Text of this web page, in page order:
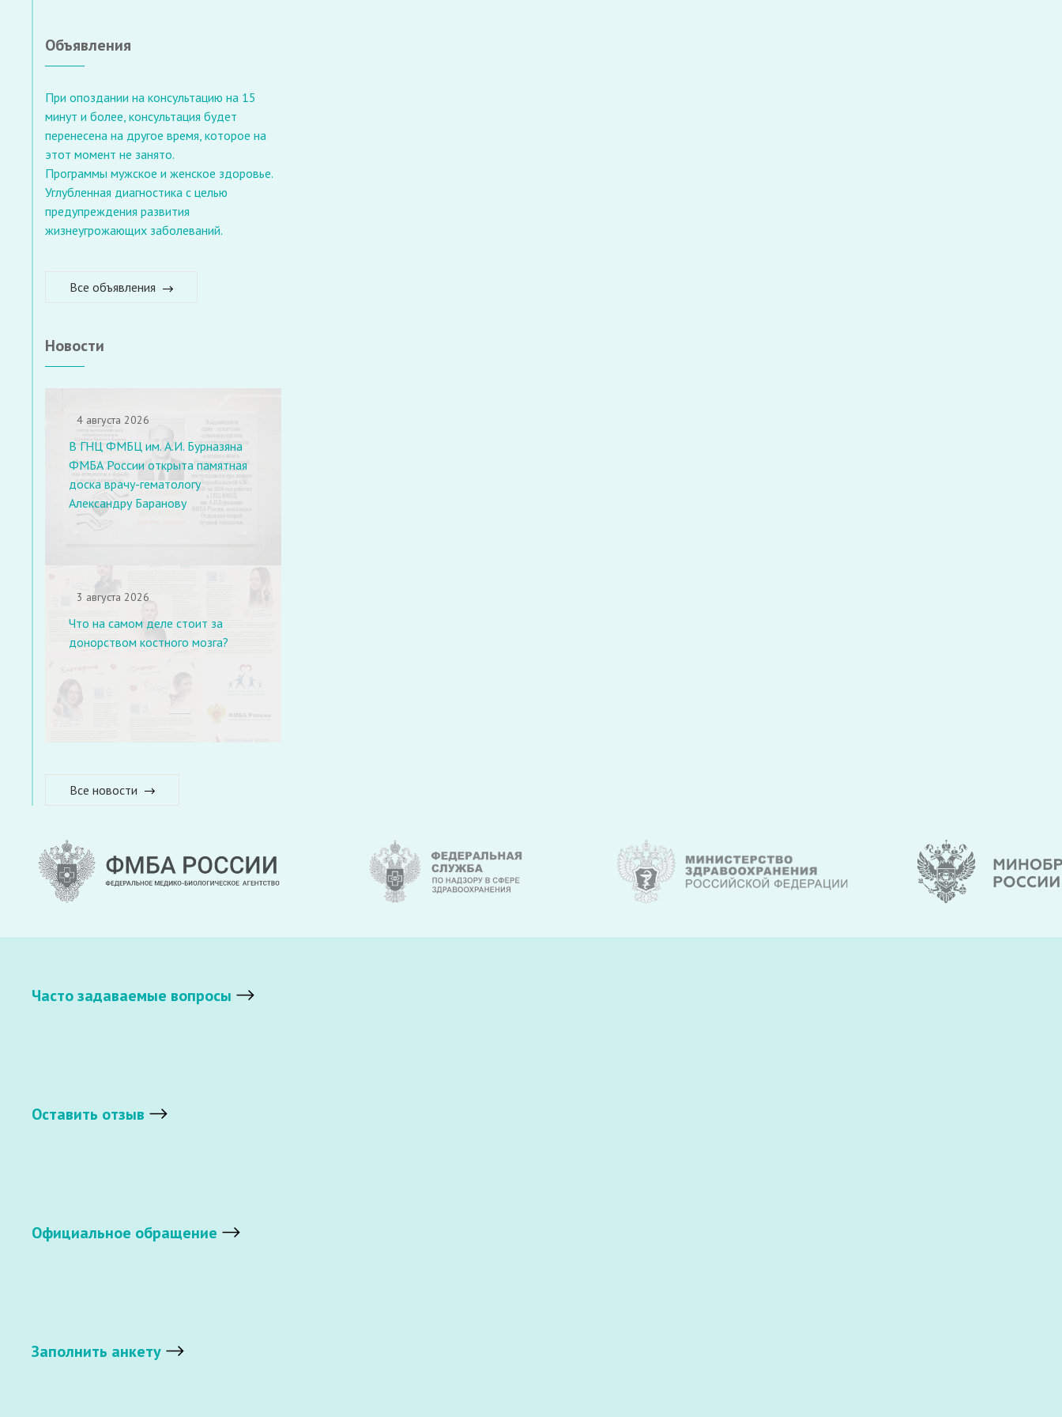
Объявления
При опоздании на консультацию на 15
минут и более, консультация будет
перенесена на другое время, которое на
этот момент не занято.
Программы мужское и женское здоровье.
Углубленная диагностика с целью
предупреждения развития
жизнеугрожающих заболеваний.
Все объявления
Новости
4 августа 2026
В ГНЦ ФМБЦ им. А.И. Бурназяна
ФМБА России открыта памятная
доска врачу-гематологу
Александру Баранову
3 августа 2026
Что на самом деле стоит за
донорством костного мозга?
Все новости
Часто задаваемые вопросы
Оставить отзыв
Официальное обращение
Заполнить анкету